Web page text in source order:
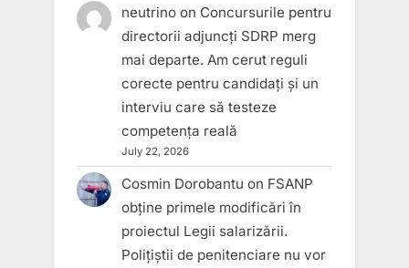
neutrino on Concursurile pentru
directorii adjuncți SDRP merg
mai departe. Am cerut reguli
corecte pentru candidați și un
interviu care să testeze
competența reală
July 22, 2026
Cosmin Dorobantu on FSANP
obține primele modificări în
proiectul Legii salarizării.
Polițiștii de penitenciare nu vor